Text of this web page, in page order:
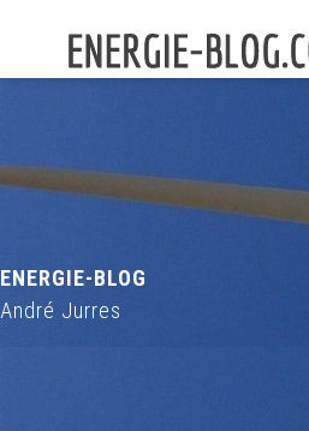
ENERGIE-BLOG
André Jurres